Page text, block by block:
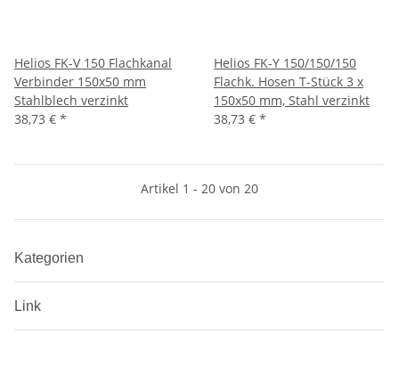
Helios FK-V 150 Flachkanal
Verbinder 150x50 mm
Stahlblech verzinkt
38,73 € *
Helios FK-Y 150/150/150
Flachk. Hosen T-Stück 3 x
150x50 mm, Stahl verzinkt
38,73 € *
Artikel 1 - 20 von 20
Kategorien
Link